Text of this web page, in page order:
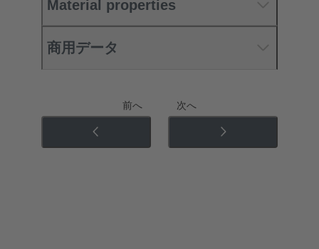
Material properties
商用データ
前へ 次へ